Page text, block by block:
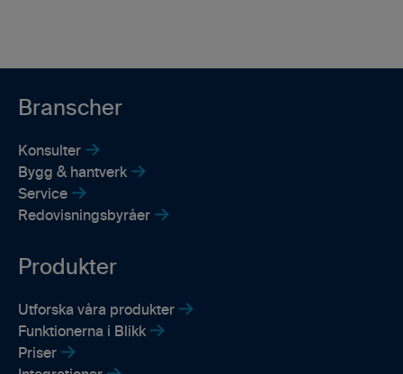
Branscher
Konsulter
Bygg & hantverk
Service
Redovisningsbyråer
Produkter
Utforska våra produkter
Funktionerna i Blikk
Priser